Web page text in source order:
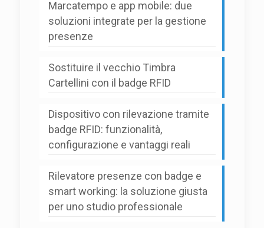
Marcatempo e app mobile: due
soluzioni integrate per la gestione
presenze
Sostituire il vecchio Timbra
Cartellini con il badge RFID
Dispositivo con rilevazione tramite
badge RFID: funzionalità,
configurazione e vantaggi reali
Rilevatore presenze con badge e
smart working: la soluzione giusta
per uno studio professionale